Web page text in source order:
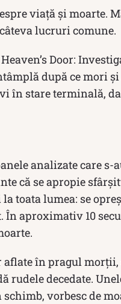
viață și moarte.
lucruri comune.
Door:
după ce mori
în stare terminală,
analizate care s-
că se apropie
toata lumea: se
În aproximativ 10
aflate în pragul morții,
decedate.
vorbesc de